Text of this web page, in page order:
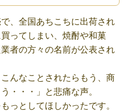
、全国あちこちに出荷され
ってしまい、焼酎や和菓
者の方々の名前が公表され
んなことされたらもう、商
・・・」と悲痛な声。
っとしてほしかったです。